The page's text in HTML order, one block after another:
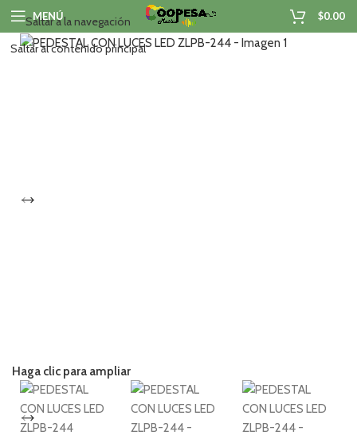
Saltar a la navegación
Saltar al contenido principal
MENÚ $0.00
Haga clic para ampliar